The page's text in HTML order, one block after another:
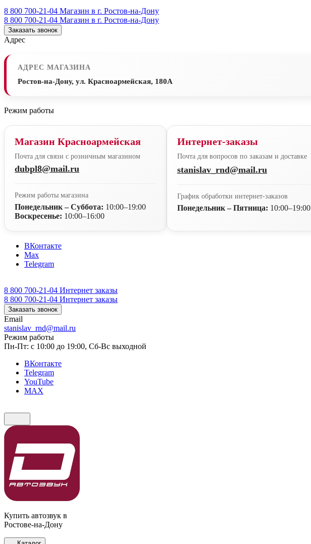
8 800 700-21-04 Магазин в г. Ростов-на-Дону
8 800 700-21-04 Магазин в г. Ростов-на-Дону
Заказать звонок
Адрес
АДРЕС МАГАЗИНА
Ростов-на-Дону, ул. Красноармейская, 180А
Режим работы
Магазин Красноармейская
Почта для связи с розничным магазином
dubpl8@mail.ru
Режим работы магазина
Понедельник – Суббота: 10:00–19:00
Воскресенье: 10:00–16:00
Интернет-заказы
Почта для вопросов по заказам и доставке
stanislav_rnd@mail.ru
График обработки интернет-заказов
Понедельник – Пятница: 10:00–19:00
ВКонтакте
Max
Telegram
8 800 700-21-04 Интернет заказы
8 800 700-21-04 Интернет заказы
Заказать звонок
Email
stanislav_rnd@mail.ru
Режим работы
Пн-Пт: с 10:00 до 19:00, Сб-Вс выходной
ВКонтакте
Telegram
YouTube
MAX
Купить автозвук в
Ростове-на-Дону